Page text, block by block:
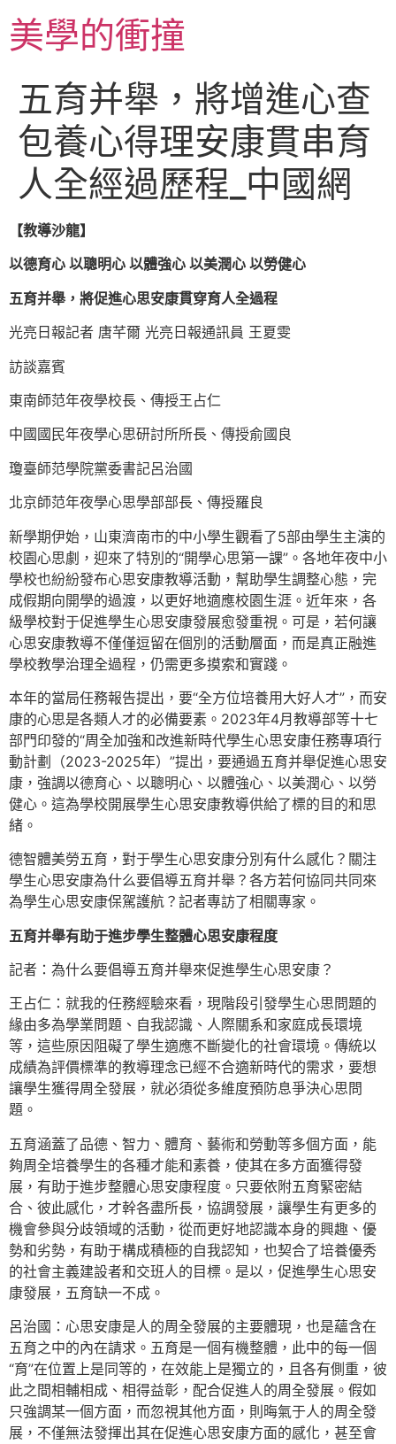
至
主美學的衝撞
五育并舉，將增進心查
包養心得理安康貫串育
人全經過歷程_中國網
【教導沙龍】
以德育心 以聰明心 以體強心 以美潤心 以勞健心
五育并舉，將促進心思安康貫穿育人全過程
光亮日報記者 唐芊爾 光亮日報通訊員 王夏雯
訪談嘉賓
東南師范年夜學校長、傳授王占仁
中國國民年夜學心思研討所所長、傳授俞國良
瓊臺師范學院黨委書記呂治國
北京師范年夜學心思學部部長、傳授羅良
新學期伊始，山東濟南市的中小學生觀看了5部由學生主演的
校園心思劇，迎來了特別的“開學心思第一課”。各地年夜中小
學校也紛紛發布心思安康教導活動，幫助學生調整心態，完
成假期向開學的過渡，以更好地適應校園生涯。近年來，各
級學校對于促進學生心思安康發展愈發重視。可是，若何讓
心思安康教導不僅僅逗留在個別的活動層面，而是真正融進
學校教學治理全過程，仍需更多摸索和實踐。
本年的當局任務報告提出，要“全方位培養用大好人才”，而安
康的心思是各類人才的必備要素。2023年4月教導部等十七
部門印發的“周全加強和改進新時代學生心思安康任務專項行
動計劃（2023-2025年）”提出，要通過五育并舉促進心思安
康，強調以德育心、以聰明心、以體強心、以美潤心、以勞
健心。這為學校開展學生心思安康教導供給了標的目的和思
緒。
德智體美勞五育，對于學生心思安康分別有什么感化？關注
學生心思安康為什么要倡導五育并舉？各方若何協同共同來
為學生心思安康保駕護航？記者專訪了相關專家。
五育并舉有助于進步學生整體心思安康程度
記者：為什么要倡導五育并舉來促進學生心思安康？
王占仁：就我的任務經驗來看，現階段引發學生心思問題的
緣由多為學業問題、自我認識、人際關系和家庭成長環境
等，這些原因阻礙了學生適應不斷變化的社會環境。傳統以
成績為評價標準的教導理念已經不合適新時代的需求，要想
讓學生獲得周全發展，就必須從多維度預防息爭決心思問
題。
五育涵蓋了品德、智力、體育、藝術和勞動等多個方面，能
夠周全培養學生的各種才能和素養，使其在多方面獲得發
展，有助于進步整體心思安康程度。只要依附五育緊密結
合、彼此感化，才幹各盡所長，協調發展，讓學生有更多的
機會參與分歧領域的活動，從而更好地認識本身的興趣、優
勢和劣勢，有助于構成積極的自我認知，也契合了培養優秀
的社會主義建設者和交班人的目標。是以，促進學生心思安
康發展，五育缺一不成。
呂治國：心思安康是人的周全發展的主要體現，也是蘊含在
五育之中的內在請求。五育是一個有機整體，此中的每一個
“育”在位置上是同等的，在效能上是獨立的，且各有側重，彼
此之間相輔相成、相得益彰，配合促進人的周全發展。假如
只強調某一個方面，而忽視其他方面，則晦氣于人的周全發
展，不僅無法發揮出其在促進心思安康方面的感化，甚至會